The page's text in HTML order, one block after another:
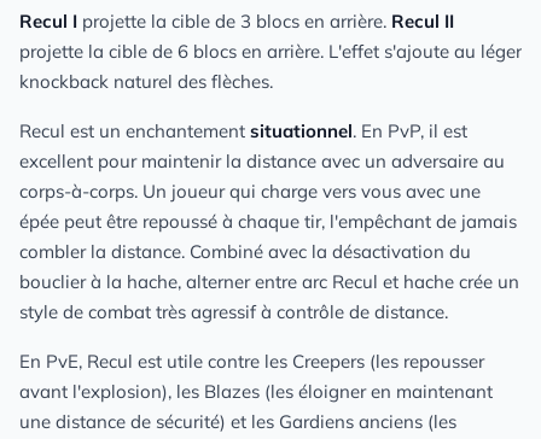
Recul I projette la cible de 3 blocs en arrière. Recul II
projette la cible de 6 blocs en arrière. L'effet s'ajoute au léger
knockback naturel des flèches.
Recul est un enchantement situationnel. En PvP, il est
excellent pour maintenir la distance avec un adversaire au
corps-à-corps. Un joueur qui charge vers vous avec une
épée peut être repoussé à chaque tir, l'empêchant de jamais
combler la distance. Combiné avec la désactivation du
bouclier à la hache, alterner entre arc Recul et hache crée un
style de combat très agressif à contrôle de distance.
En PvE, Recul est utile contre les Creepers (les repousser
avant l'explosion), les Blazes (les éloigner en maintenant
une distance de sécurité) et les Gardiens anciens (les